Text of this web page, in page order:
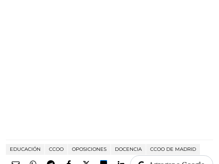
EDUCACIÓN CCOO OPOSICIONES DOCENCIA CCOO DE MADRID